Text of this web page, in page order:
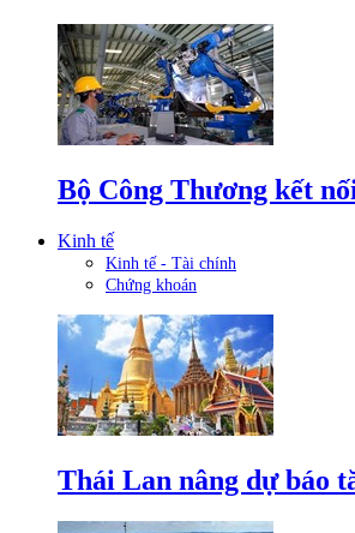
Bộ Công Thương kết
Kinh tế
Kinh tế - Tài chính
Chứng khoán
Thái Lan nâng dự báo